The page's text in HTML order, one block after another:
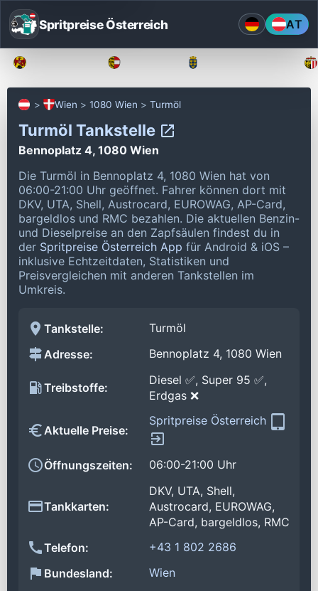
Spritpreise Österreich AT
Wien 1080 Wien Turmöl
Turmöl Tankstelle
Bennoplatz 4, 1080 Wien
Die Turmöl in Bennoplatz 4, 1080 Wien hat von
06:00-21:00 Uhr geöffnet. Fahrer können dort mit
DKV, UTA, Shell, Austrocard, EUROWAG, AP-Card,
bargeldlos und RMC bezahlen. Die aktuellen Benzin-
und Dieselpreise an den Zapfsäulen findest du in
der Spritpreise Österreich App für Android & iOS –
inklusive Echtzeitdaten, Statistiken und
Preisvergleichen mit anderen Tankstellen im
Umkreis.
Tankstelle:
Turmöl
Adresse:
Bennoplatz 4, 1080 Wien
Treibstoffe:
Diesel ✅, Super 95 ✅,
Erdgas ❌
Aktuelle Preise:
Spritpreise Österreich
Öffnungszeiten: 06:00-21:00 Uhr
Tankkarten:
DKV, UTA, Shell,
Austrocard, EUROWAG,
AP-Card, bargeldlos, RMC
Telefon:
+43 1 802 2686
Bundesland:
Wien